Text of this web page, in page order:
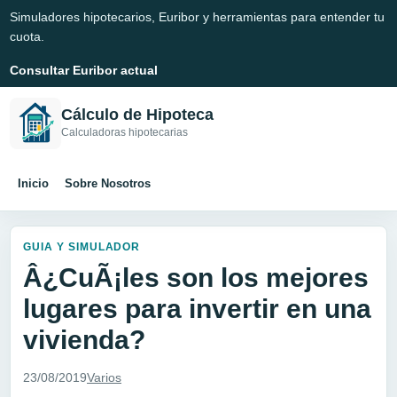
Simuladores hipotecarios, Euribor y herramientas para entender tu
cuota.
Consultar Euribor actual
Cálculo de Hipoteca
Calculadoras hipotecarias
Inicio Sobre Nosotros
GUIA Y SIMULADOR
Â¿CuÃ¡les son los mejores
lugares para invertir en una
vivienda?
23/08/2019Varios